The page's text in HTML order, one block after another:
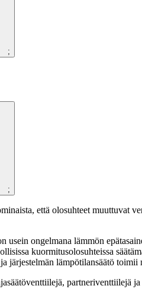
;
;
että olosuhteet muuttuvat
usein ongelmana lämmön
kuormitusolosuhteissa
järjestelmän lämpötilansäätö
partneriventtiilejä